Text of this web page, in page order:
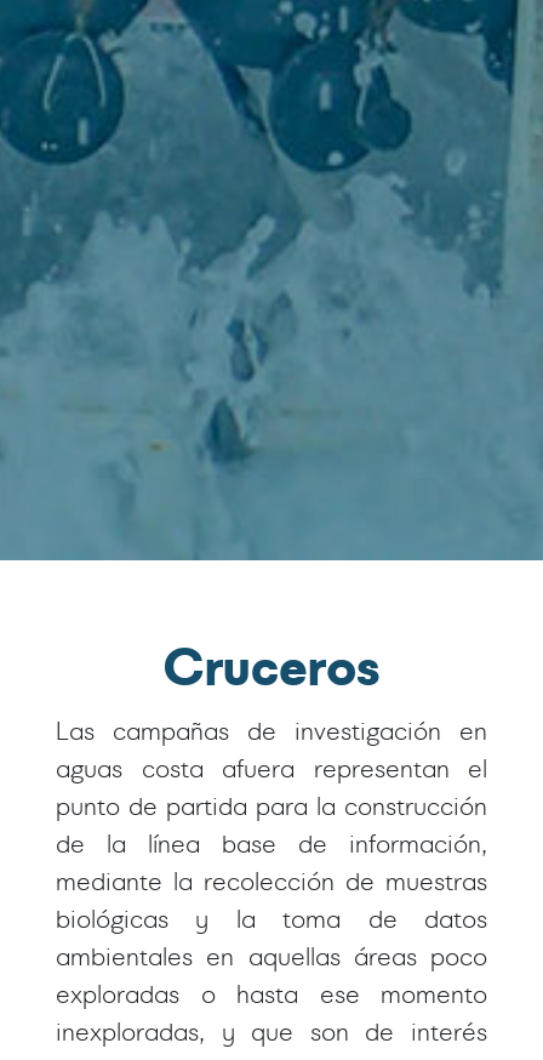
Cruceros
Las campañas de investigación en
aguas costa afuera representan el
punto de partida para la construcción
de la línea base de información,
mediante la recolección de muestras
biológicas y la toma de datos
ambientales en aquellas áreas poco
exploradas o hasta ese momento
inexploradas, y que son de interés